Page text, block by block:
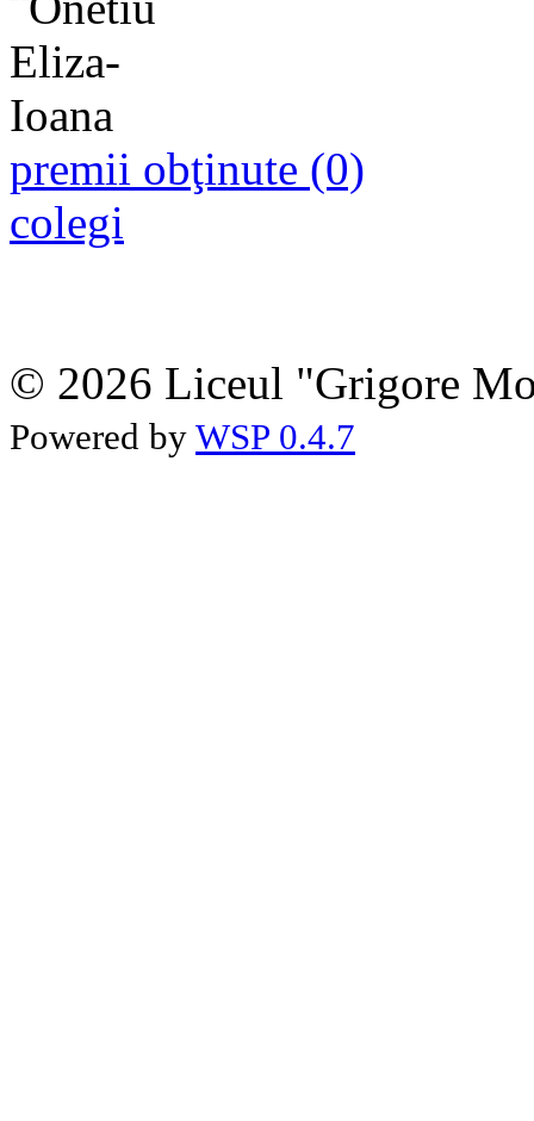
premii obţinute (0)
colegi
© 2026 Liceul "Grigore
Powered by WSP 0.4.7